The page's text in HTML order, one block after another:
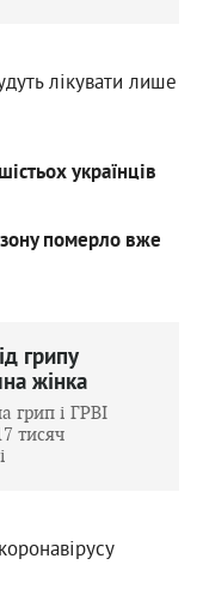
лікувати лише
українців
померло вже
грипу
жінка
грип і ГРВІ
тисяч